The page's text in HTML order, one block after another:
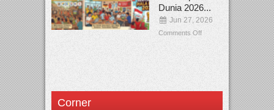
Dunia 2026...
Jun 27, 2026
Comments Off
Corner